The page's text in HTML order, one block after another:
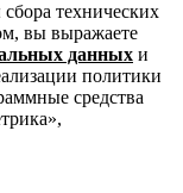
технических
вы выражаете
данных и
политики
средства